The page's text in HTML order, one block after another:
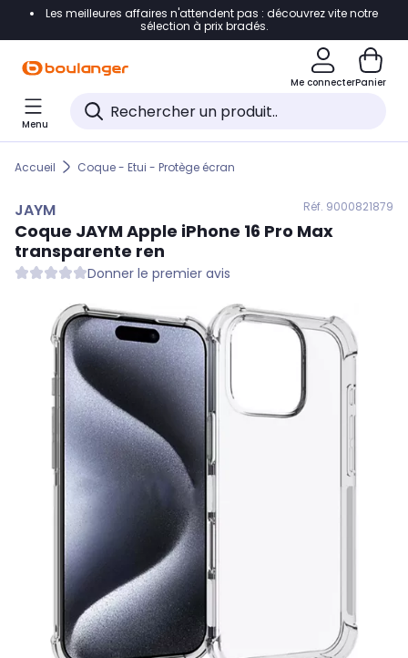
Accéder directement à la navigation
Accéder directement au pied de page
Accéder directement au chatbot
Les meilleures affaires n'attendent pas : découvrez vite notre
sélection à prix bradés.
Me connecterPanier
Menu
Accueil Coque - Etui - Protège écran
JAYM Réf. 9000821879
Coque JAYMApple iPhone 16 Pro Max
transparente ren
Donner le premier avis